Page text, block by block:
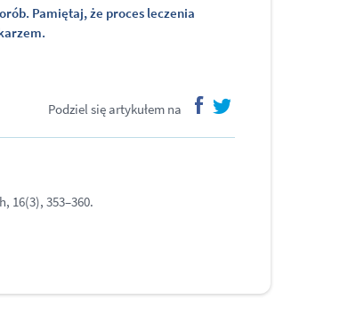
Pamiętaj, że proces leczenia
Podziel się artykułem na
16(3), 353–360.